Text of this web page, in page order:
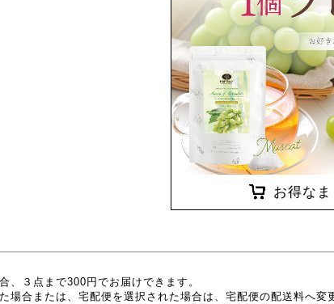
お得な
３点まで300円でお届けできます。
合または、宅配便を選択された場合は、宅配便の配送料へ変